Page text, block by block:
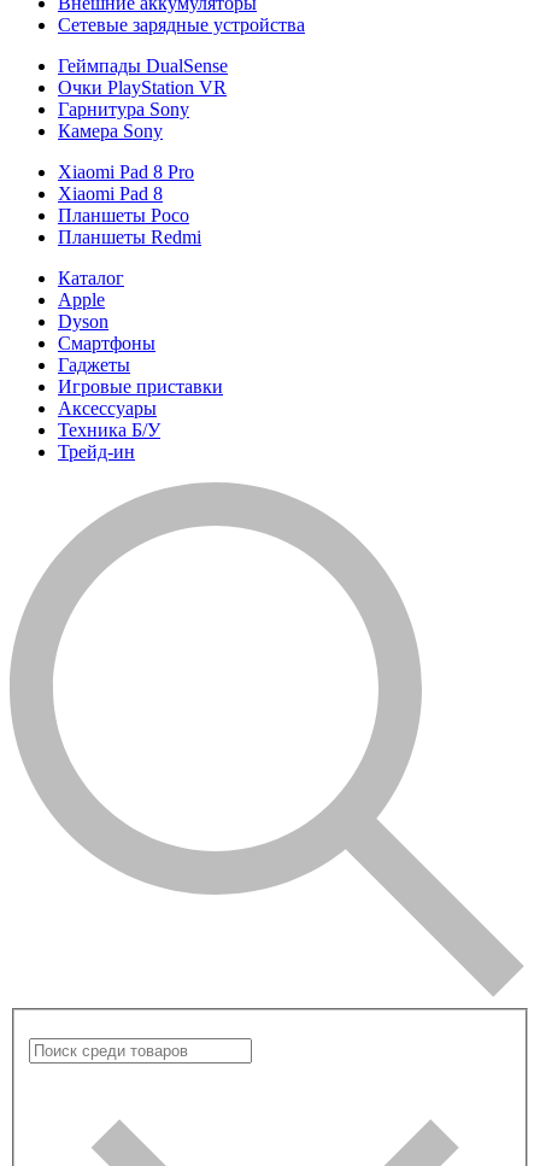
Сетевые зарядные устройства
Геймпады DualSense
Очки PlayStation VR
Гарнитура Sony
Камера Sony
Xiaomi Pad 8 Pro
Xiaomi Pad 8
Планшеты Poco
Планшеты Redmi
Каталог
Apple
Dyson
Смартфоны
Гаджеты
Игровые приставки
Аксессуары
Техника Б/У
Трейд-ин